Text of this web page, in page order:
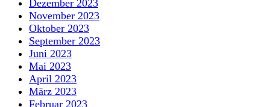
Dezember 2023
November 2023
Oktober 2023
September 2023
Juni 2023
Mai 2023
April 2023
März 2023
Februar 2023